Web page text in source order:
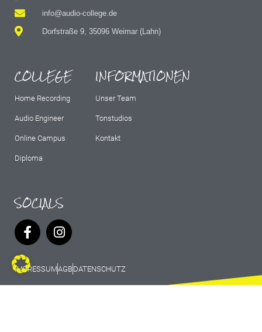
info@audio-college.de
Dorfstraße 9, 35096 Weimar (Lahn)
COLLEGE
Home Recording
Audio Engineer
Online Campus
Diploma
INFORMATIONEN
Unser Team
Tonstudios
Kontakt
SOCIALS
IMPRESSUMAGBDATENSCHUTZ